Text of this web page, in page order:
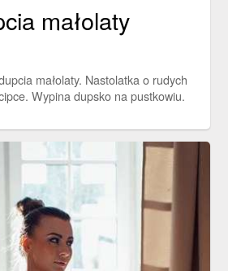
małolaty
małolaty. Nastolatka o rudych
Wypina dupsko na pustkowiu.